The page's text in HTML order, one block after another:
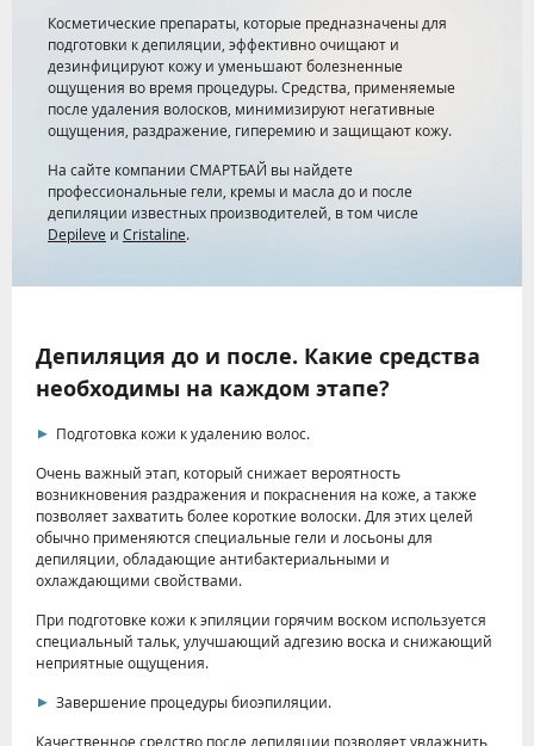
Косметические препараты, которые предназначены для
подготовки к депиляции, эффективно очищают и
дезинфицируют кожу и уменьшают болезненные
ощущения во время процедуры. Средства, применяемые
после удаления волосков, минимизируют негативные
ощущения, раздражение, гиперемию и защищают кожу.
На сайте компании СМАРТБАЙ вы найдете
профессиональные гели, кремы и масла до и после
депиляции известных производителей, в том числе
Depileve и Cristaline.
Депиляция до и после. Какие средства
необходимы на каждом этапе?
Подготовка кожи к удалению волос.
Очень важный этап, который снижает вероятность
возникновения раздражения и покраснения на коже, а также
позволяет захватить более короткие волоски. Для этих целей
обычно применяются специальные гели и лосьоны для
депиляции, обладающие антибактериальными и
охлаждающими свойствами.
При подготовке кожи к эпиляции горячим воском используется
специальный тальк, улучшающий адгезию воска и снижающий
неприятные ощущения.
Завершение процедуры биоэпиляции.
Качественное средство после депиляции позволяет увлажнить